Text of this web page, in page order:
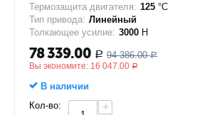
Термозащита двигателя: 125 °C
Тип привода: Линейный
Толкающее усилие: 3000 Н
78 339.00 Р 94 386.00 Р
Вы экономите: 16 047.00 Р
В наличии
Кол-во:
+